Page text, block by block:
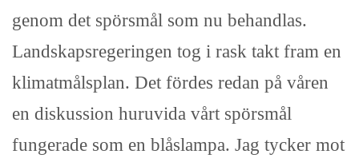
genom det spörsmål som nu behandlas.
Landskapsregeringen tog i rask takt fram en
klimatmålsplan. Det fördes redan på våren
en diskussion huruvida vårt spörsmål
fungerade som en blåslampa. Jag tycker mot